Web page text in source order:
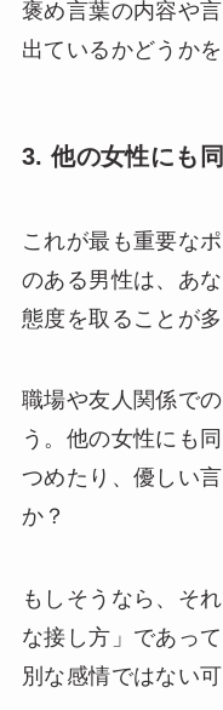
褒め言葉の内容や
出ているかどうか
3. 他の女性にも
これが最も重要な
のある男性は、あ
態度を取ることが多
職場や友人関係で
う。他の女性にも
つめたり、優しい
か？
もしそうなら、そ
な接し方」であっ
別な感情ではない